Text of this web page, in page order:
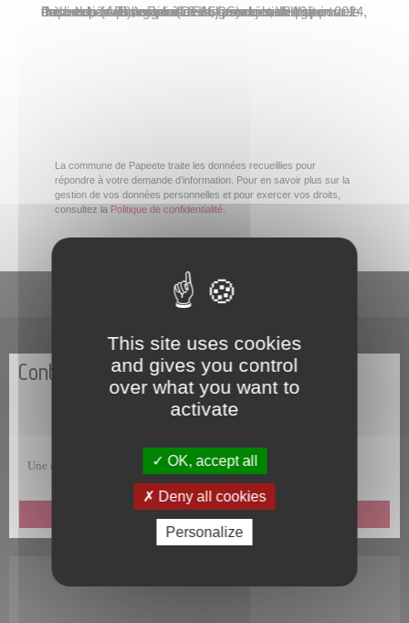
La direction de l’emploi, de la jeunesse, des sports et de la cohésion sociale (DEJSCS) de la Ville de Papeete, en partenariat avec l’association Agir pour l’insertion (API), organisait un grand jeu de piste sur le thème de la reine Pomare IV, ce mercredi 19 juin 2024, entre le parc Bougainville et la promenade de…
La commune de Papeete traite les données recueillies pour
répondre à votre demande d’information. Pour en savoir plus sur la
gestion de vos données personnelles et pour exercer vos droits,
consultez la Politique de confidentialité
En un clic
Contactez-nous
Une question, une remarque, une suggestion, un commentaire ?
ENVOYEZ-NOUS UN MESSAGE
This site uses cookies
and gives you control
over what you want to
activate
OK, accept all
Deny all cookies
Personalize